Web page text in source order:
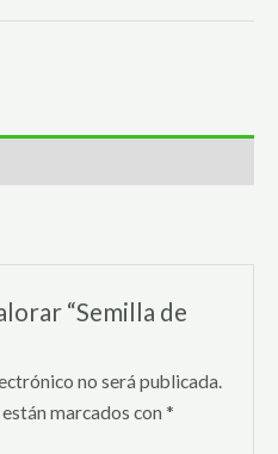
“Semilla de
no será publicada.
marcados con *